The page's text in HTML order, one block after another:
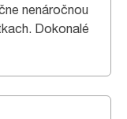
nenáročnou
Dokonalé